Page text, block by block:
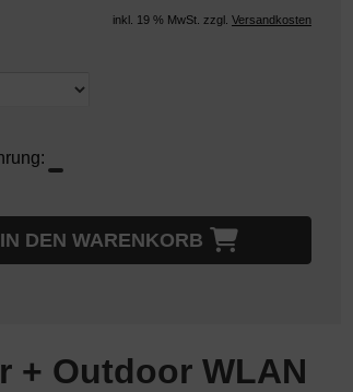
inkl. 19 % MwSt. zzgl. Versandkosten
IN DEN WARENKORB
+ Outdoor WLAN